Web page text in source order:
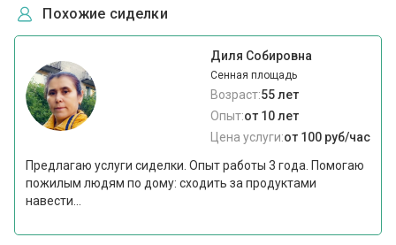
Похожие сиделки
Диля Собировна
Сенная площадь
Возраст:55 лет
Опыт:от 10 лет
Цена услуги:от 100 руб/час
Предлагаю услуги сиделки. Опыт работы 3 года. Помогаю
пожилым людям по дому: сходить за продуктами
навести...